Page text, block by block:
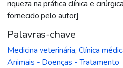
riqueza na prática clínica e
fornecido pelo autor]
Palavras-chave
Medicina veterinária, Clínica
Animais - Doenças - Tratamento